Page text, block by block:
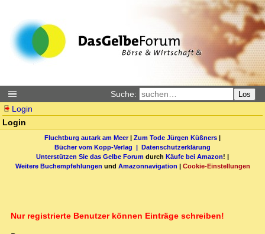
Suche: Los
Login
Login
Fluchtburg autark am Meer| Zum Tode Jürgen Küßners |
Bücher vom Kopp-Verlag | Datenschutzerklärung
Unterstützen Sie das Gelbe Forum durch Käufe bei Amazon! |
Weitere Buchempfehlungen und Amazonnavigation | Cookie-Einstellungen
Nur registrierte Benutzer können Einträge schreiben!